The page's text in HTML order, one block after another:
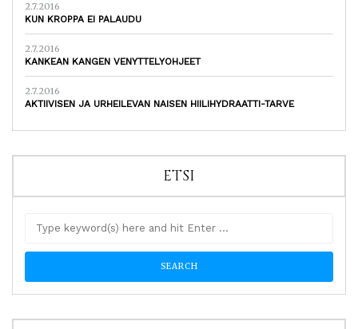
2.7.2016
KUN KROPPA EI PALAUDU
2.7.2016
KANKEAN KANGEN VENYTTELYOHJEET
2.7.2016
AKTIIVISEN JA URHEILEVAN NAISEN HIILIHYDRAATTI-TARVE
ETSI